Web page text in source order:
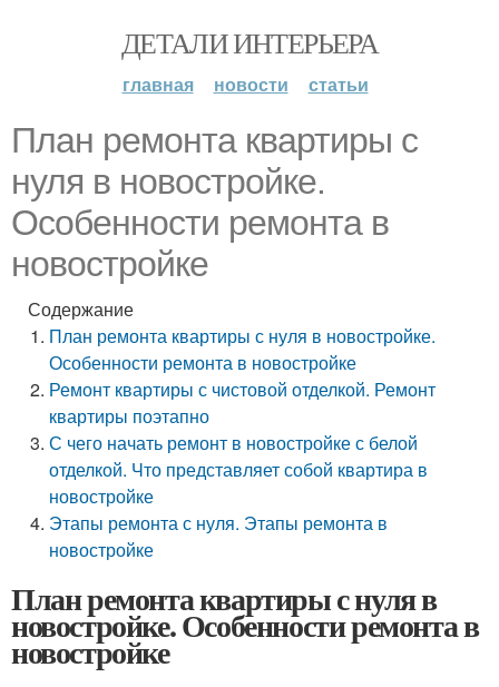
ДЕТАЛИ ИНТЕРЬЕРА
главная новости статьи
План ремонта квартиры с
нуля в новостройке.
Особенности ремонта в
новостройке
Содержание
План ремонта квартиры с нуля в новостройке.
Особенности ремонта в новостройке
Ремонт квартиры с чистовой отделкой. Ремонт
квартиры поэтапно
С чего начать ремонт в новостройке с белой
отделкой. Что представляет собой квартира в
новостройке
Этапы ремонта с нуля. Этапы ремонта в
новостройке
План ремонта квартиры с нуля в
новостройке. Особенности ремонта в
новостройке